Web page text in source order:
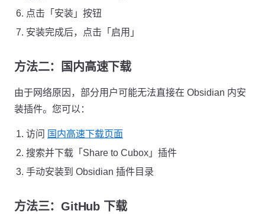
点击「安装」按钮
安装完成后，点击「启用」
方法二：国内高速下载
由于网络原因，部分用户可能无法直接在 Obsidian 内安
装插件。您可以：
访问 国内高速下载页面
搜索并下载「Share to Cubox」插件
手动安装到 Obsidian 插件目录
方法三：GitHub 下载